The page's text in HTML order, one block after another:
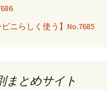
ビニらしく使う】No.7685
まとめサイト